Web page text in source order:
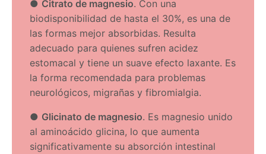
● Citrato de magnesio. Con una
biodisponibilidad de hasta el 30%, es una de
las formas mejor absorbidas. Resulta
adecuado para quienes sufren acidez
estomacal y tiene un suave efecto laxante. Es
la forma recomendada para problemas
neurológicos, migrañas y fibromialgia.
● Glicinato de magnesio. Es magnesio unido
al aminoácido glicina, lo que aumenta
significativamente su absorción intestinal